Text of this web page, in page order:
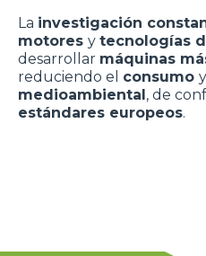
La investigación
motores y tecnologías
desarrollar máquinas
reduciendo el consumo
medioambiental, de
estándares europeos.